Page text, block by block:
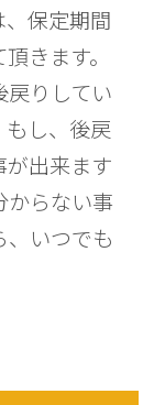
保定期間
きます。
戻りしてい
し、後戻
が出来ます
からない事
いつでも